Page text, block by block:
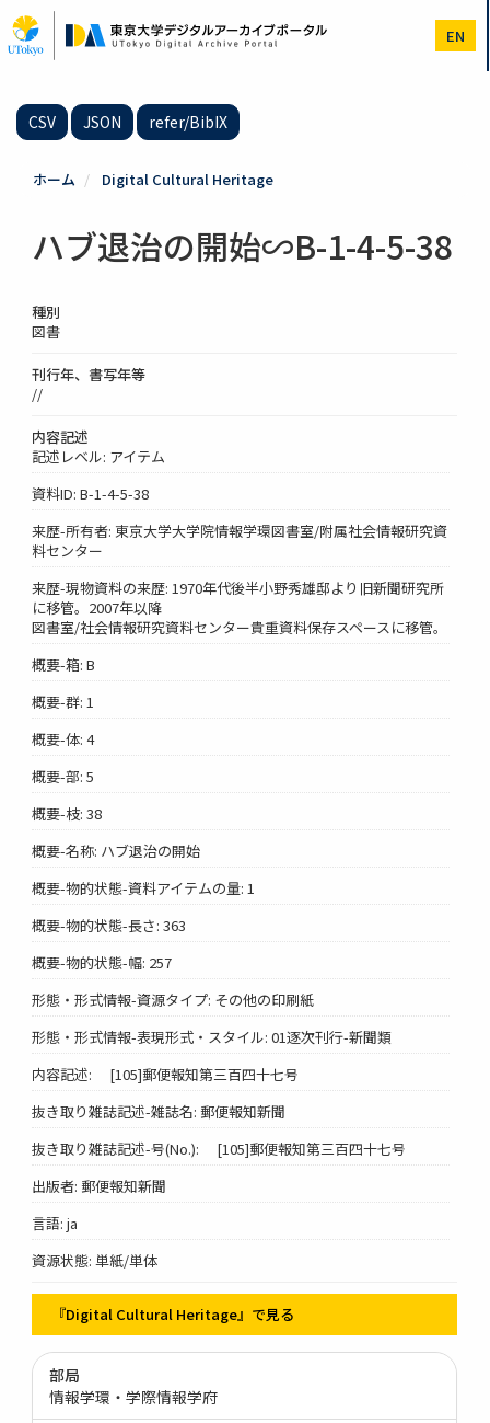
イ
ン
EN
CSV JSON refer/BibIX
ホーム Digital Cultural Heritage
ハブ退治の開始∽B-1-4-5-38
種別
図書
刊行年、書写年等
//
内容記述
記述レベル: アイテム
資料ID: B-1-4-5-38
来歴-所有者: 東京大学大学院情報学環図書室/附属社会情報研究資
料センター
来歴-現物資料の来歴: 1970年代後半小野秀雄邸より旧新聞研究所
に移管。2007年以降
図書室/社会情報研究資料センター貴重資料保存スペースに移管。
概要-箱: B
概要-群: 1
概要-体: 4
概要-部: 5
概要-枝: 38
概要-名称: ハブ退治の開始
概要-物的状態-資料アイテムの量: 1
概要-物的状態-長さ: 363
概要-物的状態-幅: 257
形態・形式情報-資源タイプ: その他の印刷紙
形態・形式情報-表現形式・スタイル: 01逐次刊行-新聞類
内容記述: [105]郵便報知第三百四十七号
抜き取り雑誌記述-雑誌名: 郵便報知新聞
抜き取り雑誌記述-号(No.): [105]郵便報知第三百四十七号
出版者: 郵便報知新聞
言語: ja
資源状態: 単紙/単体
『Digital Cultural Heritage』で見る
部局
情報学環・学際情報学府